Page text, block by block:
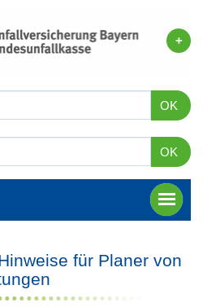
OK
OK
für Planer von